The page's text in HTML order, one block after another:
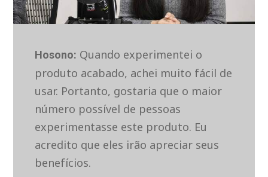
Hosono: Quando experimentei o
produto acabado, achei muito fácil de
usar. Portanto, gostaria que o maior
número possível de pessoas
experimentasse este produto. Eu
acredito que eles irão apreciar seus
benefícios.